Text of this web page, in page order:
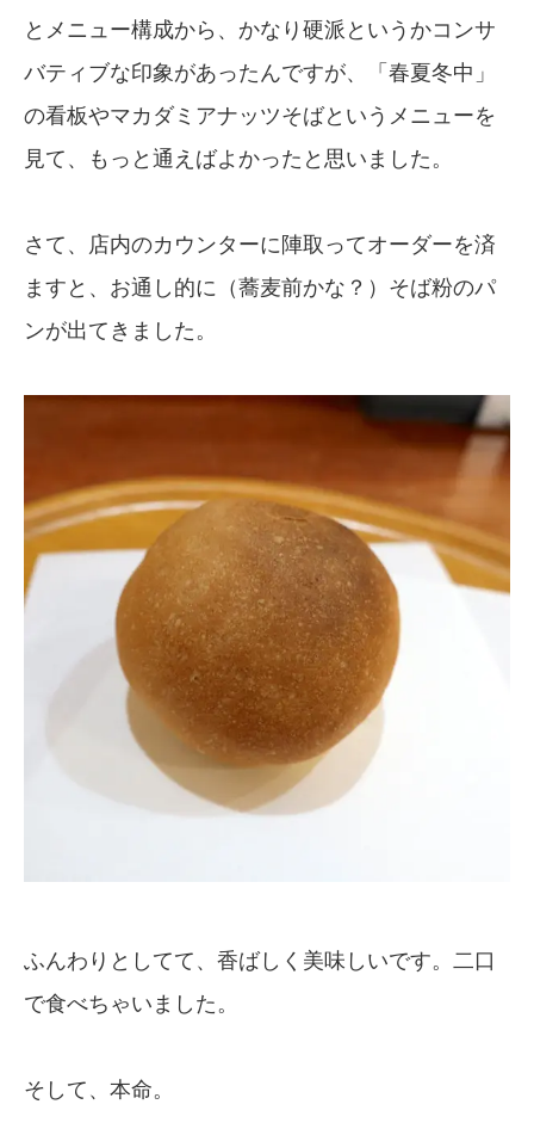
とメニュー構成から、かなり硬派というかコンサ
バティブな印象があったんですが、「春夏冬中」
の看板やマカダミアナッツそばというメニューを
見て、もっと通えばよかったと思いました。
さて、店内のカウンターに陣取ってオーダーを済
ますと、お通し的に（蕎麦前かな？）そば粉のパ
ンが出てきました。
ふんわりとしてて、香ばしく美味しいです。二口
で食べちゃいました。
そして、本命。